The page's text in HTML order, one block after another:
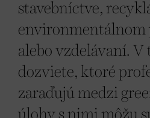
stavebníctve,
environmentálnom
alebo vzdelávaní. V
dozviete, ktoré
zaraďujú medzi
úlohy s nimi môžu